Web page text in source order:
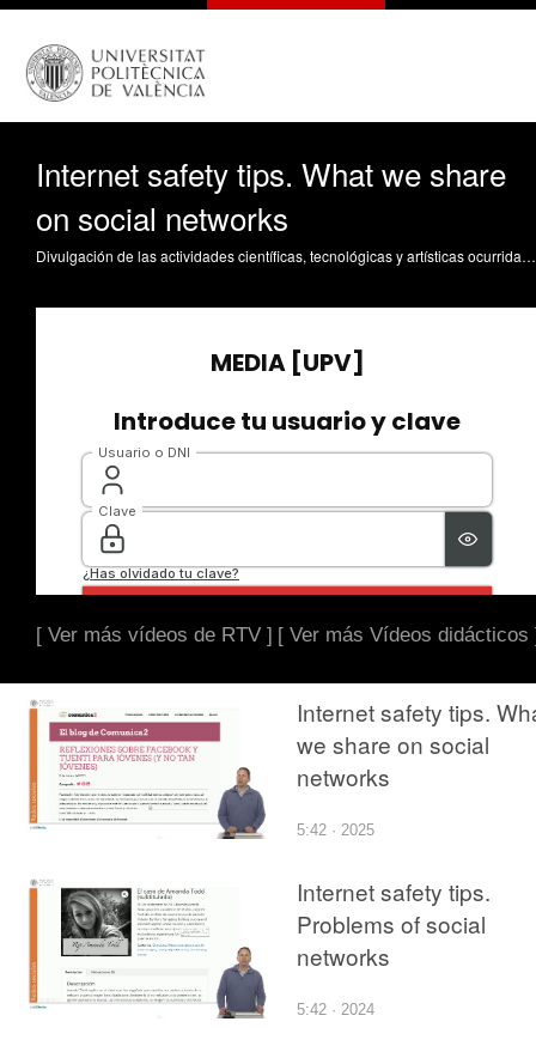
Internet safety tips. What we share
on social networks
Divulgación de las actividades científicas, tecnológicas y artísticas ocurridas en los tres campus de la UPV
[ Ver más vídeos de RTV ] [ Ver más Vídeos didácticos
Internet safety tips.
we share on social
networks
5:42 · 2025
Internet safety tips.
Problems of social
networks
5:42 · 2024